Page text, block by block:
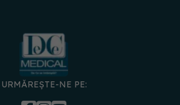
URMĂREȘTE-NE PE:
DESCARCĂ APLICAȚIA